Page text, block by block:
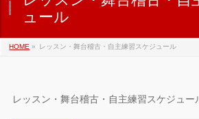
ュール
HOME » レッスン・舞台稽古・自主練習スケジュール
レッスン・舞台稽古・自主練習スケジュー
03:00
04:00